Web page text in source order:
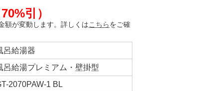
引）
額が変動します。詳しくはこちら をご確
呂給湯器
呂給湯プレミアム・壁掛型
2070PAW-1 BL